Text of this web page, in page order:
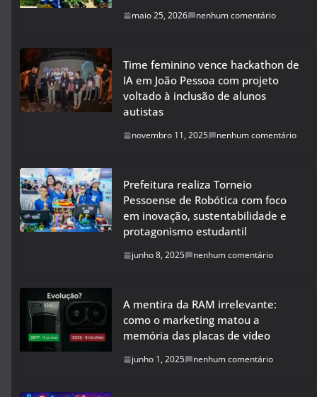
maio 25, 2026 nenhum comentário
Time feminino vence hackathon de
IA em João Pessoa com projeto
voltado à inclusão de alunos
autistas
novembro 11, 2025 nenhum comentário
Prefeitura realiza Torneio
Pessoense de Robótica com foco
em inovação, sustentabilidade e
protagonismo estudantil
junho 8, 2025 nenhum comentário
A mentira da RAM irrelevante:
como o marketing matou a
memória das placas de vídeo
junho 1, 2025 nenhum comentário